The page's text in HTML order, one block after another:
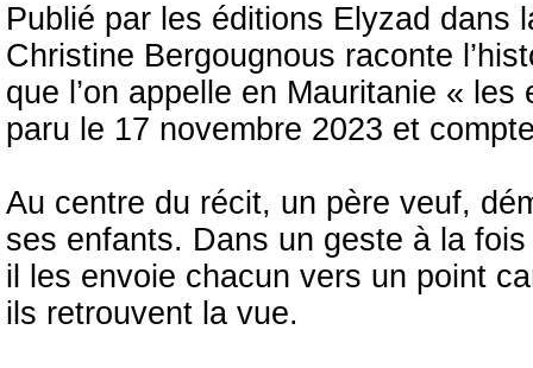
Publié par les éditions Elyzad dans
Christine Bergougnous raconte
que l’on appelle en Mauritanie «
paru le 17 novembre 2023 et
Au centre du récit, un père veuf,
ses enfants. Dans un geste à la
il les envoie chacun vers un point
ils retrouvent la vue.